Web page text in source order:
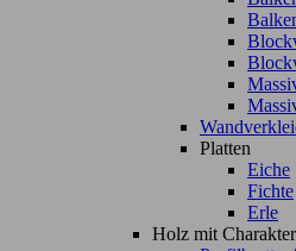
Platten
Eiche
Fichte
Erle
Holz mit Charakter